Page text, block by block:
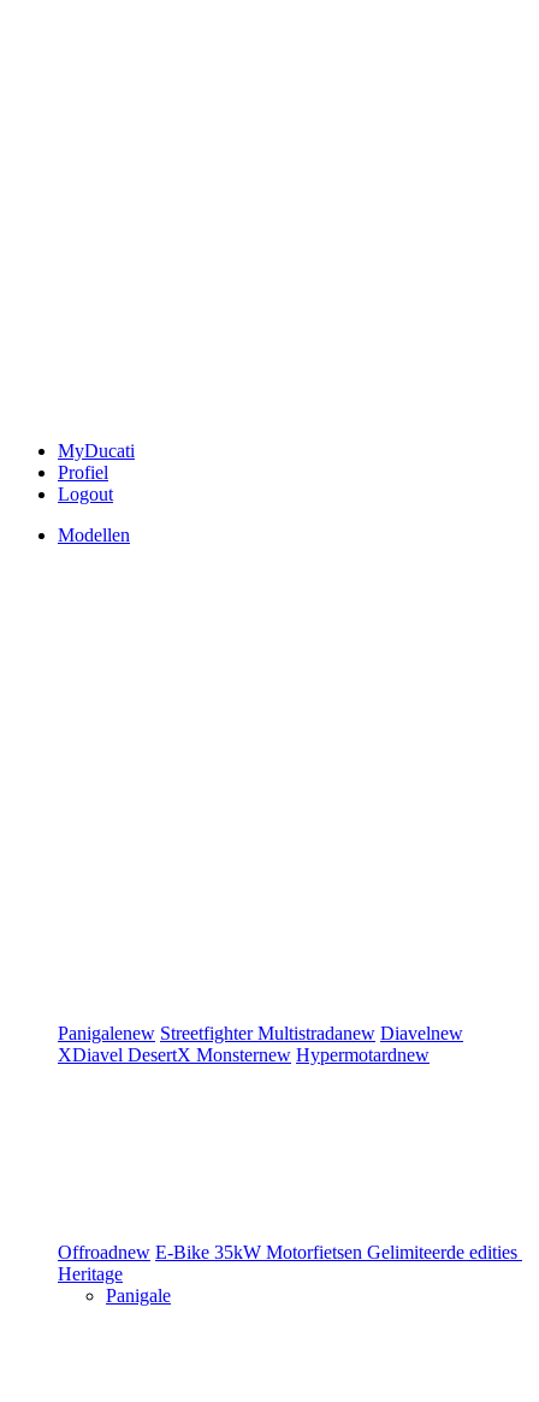
MyDucati
Profiel
Logout
Modellen
Panigalenew StreetfighterMultistradanew Diavelnew
XDiavel DesertX Monsternew Hypermotardnew
Offroadnew E-Bike 35kW Motorfietsen Gelimiteerde edities
Heritage
Panigale